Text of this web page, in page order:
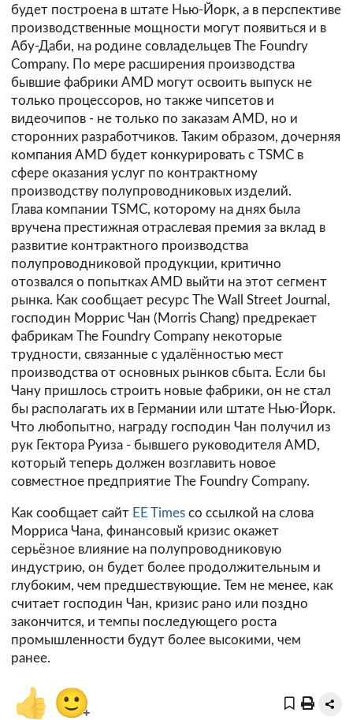
будет построена в штате Нью-Йорк, а в перспективе
производственные мощности могут появиться и в
Абу-Даби, на родине совладельцев The Foundry
Company. По мере расширения производства
бывшие фабрики AMD могут освоить выпуск не
только процессоров, но также чипсетов и
видеочипов - не только по заказам AMD, но и
сторонних разработчиков. Таким образом, дочерняя
компания AMD будет конкурировать с TSMC в
сфере оказания услуг по контрактному
производству полупроводниковых изделий.
Глава компании TSMC, которому на днях была
вручена престижная отраслевая премия за вклад в
развитие контрактного производства
полупроводниковой продукции, критично
отозвался о попытках AMD выйти на этот сегмент
рынка. Как сообщает ресурс The Wall Street Journal ,
господин Моррис Чан (Morris Chang) предрекает
фабрикам The Foundry Company некоторые
трудности, связанные с удалённостью мест
производства от основных рынков сбыта. Если бы
Чану пришлось строить новые фабрики, он не стал
бы располагать их в Германии или штате Нью-Йорк.
Что любопытно, награду господин Чан получил из
рук Гектора Руиза - бывшего руководителя AMD,
который теперь должен возглавить новое
совместное предприятие The Foundry Company.
Как сообщает сайт EE Times со ссылкой на слова
Морриса Чана, финансовый кризис окажет
серьёзное влияние на полупроводниковую
индустрию, он будет более продолжительным и
глубоким, чем предшествующие. Тем не менее, как
считает господин Чан, кризис рано или поздно
закончится, и темпы последующего роста
промышленности будут более высокими, чем
ранее.
👍 🙂+